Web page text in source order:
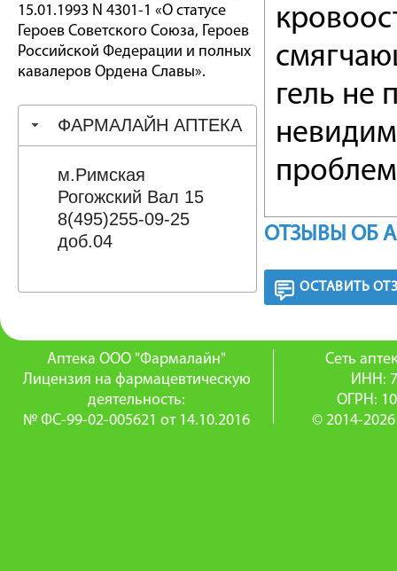
15.01.1993 N 4301-1 «О статусе
Героев Советского Союза, Героев
Российской Федерации и полных
кавалеров Ордена Славы».
ФАРМАЛАЙН АПТЕКА
м.Римская
Рогожский Вал 15
8(495)255-09-25
доб.04
гель не
ОТЗЫВЫ ОБ
ОСТАВИТЬ
Аптека ООО "Фармалайн"
Лицензия на фармацевтическую
деятельность:
№ ФС-99-02-005621 от 14.10.2016
Сеть
ИНН:
ОГРН:
© 2014-